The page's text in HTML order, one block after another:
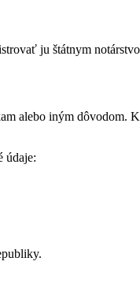
ju štátnym
alebo iným dôvodom.
údaje: